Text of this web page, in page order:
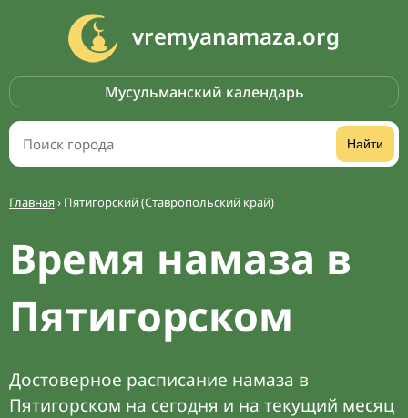
vremyanamaza.org
Мусульманский календарь
Найти
Главная› Пятигорский (Ставропольский край)
Время намаза в
Пятигорском
Достоверное расписание намаза в
Пятигорском на сегодня и на текущий месяц